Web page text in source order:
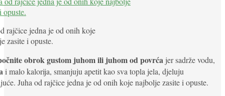
rajčice jedna je od onih koje
zasite i opuste.
obrok gustom juhom ili juhom od povrća jer sadrže vodu,
i malo kalorija, smanjuju apetit kao sva topla jela, djeluju
Juha od rajčice jedna je od onih koje najbolje zasite i opuste.